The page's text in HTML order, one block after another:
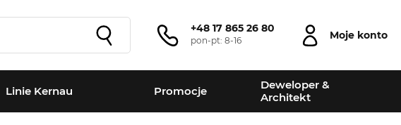
+48 17 865 26 80
pon-pt: 8-16 Moje konto
Linie Kernau Promocje
Deweloper &
Architekt